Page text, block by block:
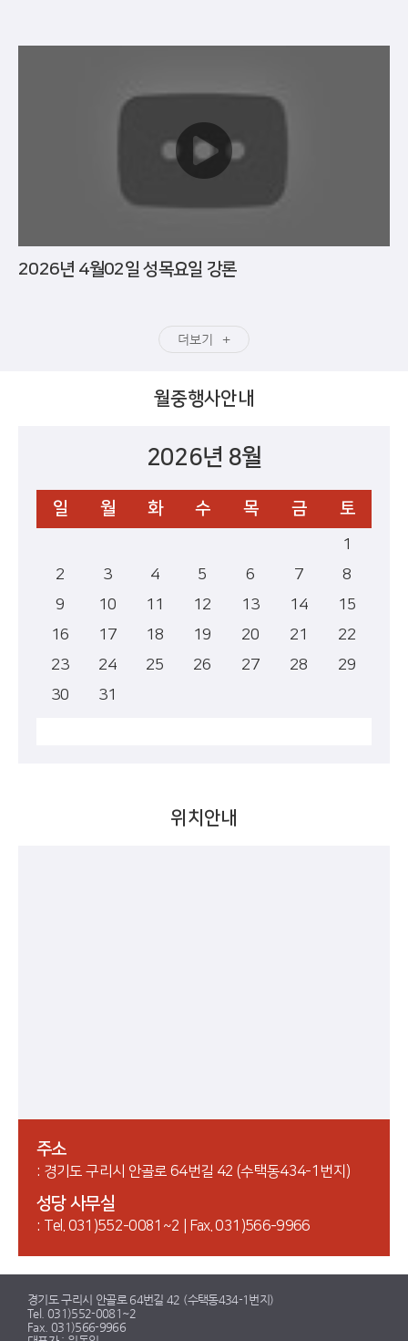
2026년 4월02일 성목요일 강론
더보기
월중행사안내
2026년 8월
일 월 화 수 목 금 토
1
2
3 4 5 6 7
8
9
10 11 12 13 14
15
16
17 18 19 20 21
22
23
24 25 26 27 28
29
30
31
위치안내
주소
: 경기도 구리시 안골로 64번길 42 (수택동434-1번지)
성당 사무실
: Tel. 031)552-0081~2 | Fax. 031)566-9966
경기도 구리시 안골로 64번길 42 (수택동434-1번지)
Tel. 031)552-0081~2
Fax. 031)566-9966